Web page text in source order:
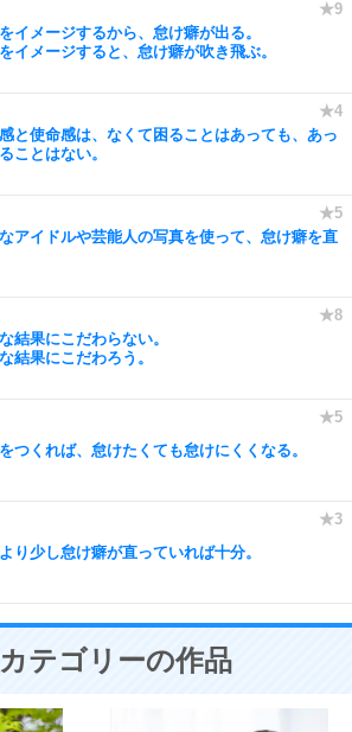
イメージするから、怠け癖が出る。
イメージすると、怠け癖が吹き飛ぶ。
と使命感は、なくて困ることはあっても、あっ
ことはない。
アイドルや芸能人の写真を使って、怠け癖を直
結果にこだわらない。
結果にこだわろう。
つくれば、怠けたくても怠けにくくなる。
り少し怠け癖が直っていれば十分。
テゴリーの作品